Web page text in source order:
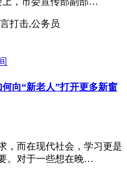
打击,公务员
向“新老人”打开更多新窗
，而在现代社会，学习更是
。对于一些想在晚…